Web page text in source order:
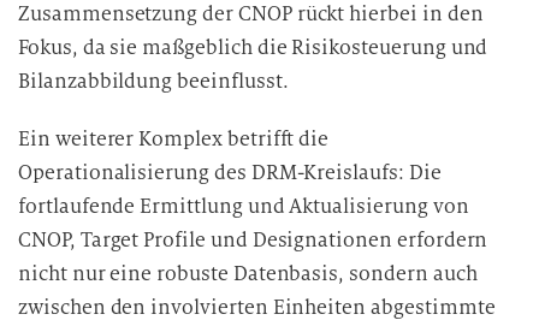
Zusammensetzung der CNOP rückt hierbei in den
Fokus, da sie maßgeblich die Risikosteuerung und
Bilanzabbildung beeinflusst.
Ein weiterer Komplex betrifft die
Operationalisierung des DRM-Kreislaufs: Die
fortlaufende Ermittlung und Aktualisierung von
CNOP, Target Profile und Designationen erfordern
nicht nur eine robuste Datenbasis, sondern auch
zwischen den involvierten Einheiten abgestimmte